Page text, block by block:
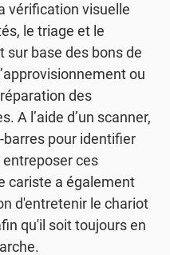
vérification visuelle
le triage et le
sur base des bons de
ou
des
A l’aide d’un scanner,
barres pour identifier
entreposer ces
cariste a également
d'entretenir le chariot
qu'il soit toujours en